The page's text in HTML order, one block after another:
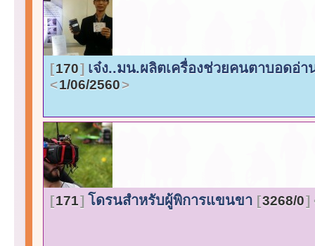
170 เจ๋ง..มน.ผลิตเครื่องช่วยคนตาบอดอ่
1/06/2560
171 โดรนสำหรับผู้พิการแขนขา 3268/0